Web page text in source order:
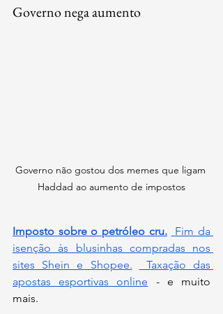
Governo nega aumento
Governo não gostou dos memes que ligam
Haddad ao aumento de impostos
Imposto sobre o petróleo cru.
Fim da
isenção às blusinhas compradas nos
sites Shein e Shopee.
Taxação das
apostas esportivas online - e muito
mais.